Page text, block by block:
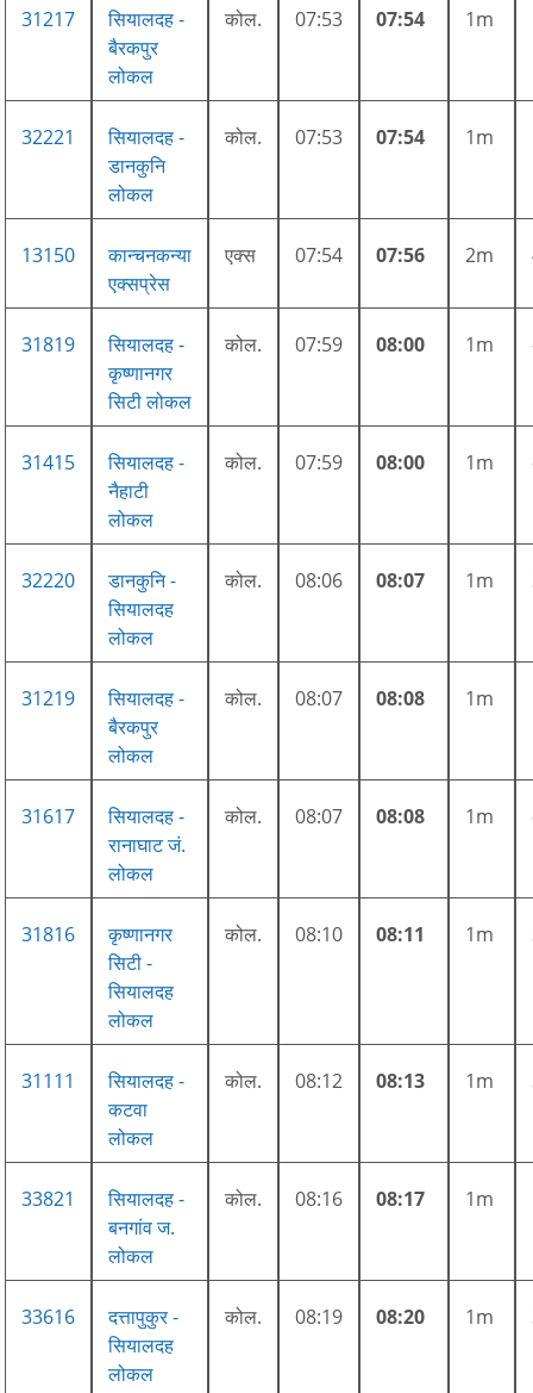
31217
सियालदह -
बैरकपुर
लोकल
कोल. 07:53 07:54 1m
32221
सियालदह -
डानकुनि
लोकल
कोल. 07:53 07:54 1m
13150
कान्चनकन्या
एक्सप्रेस
एक्स 07:54 07:56 2m
31819
सियालदह -
कृष्णानगर
सिटी लोकल
कोल. 07:59 08:00 1m
31415
सियालदह -
नैहाटी
लोकल
कोल. 07:59 08:00 1m
32220
डानकुनि -
सियालदह
लोकल
कोल. 08:06 08:07 1m
31219
सियालदह -
बैरकपुर
लोकल
कोल. 08:07 08:08 1m
31617
सियालदह -
रानाघाट जं.
लोकल
कोल. 08:07 08:08 1m
31816
कृष्णानगर
सिटी -
सियालदह
लोकल
कोल. 08:10 08:11 1m
31111
सियालदह -
कटवा
लोकल
कोल. 08:12 08:13 1m
33821
सियालदह -
बनगांव ज.
लोकल
कोल. 08:16 08:17 1m
33616
दत्तापुकुर -
सियालदह
लोकल
कोल. 08:19 08:20 1m